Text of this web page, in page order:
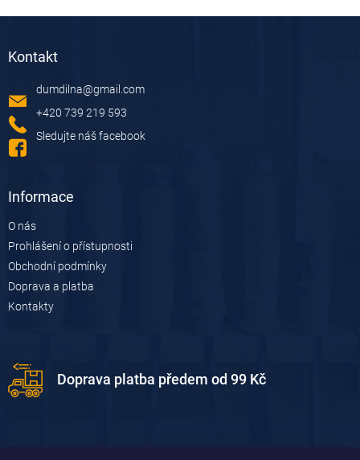
u
Kontakt
dumdilna@gmail.com
+420 739 219 593
Sledujte náš facebook
Informace
O nás
Prohlášení o přístupnosti
Obchodní podmínky
Doprava a platba
Kontakty
Doprava platba předem od 99 Kč